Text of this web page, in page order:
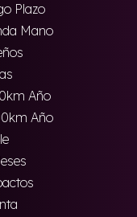
Plazo
Mano
Año
Año